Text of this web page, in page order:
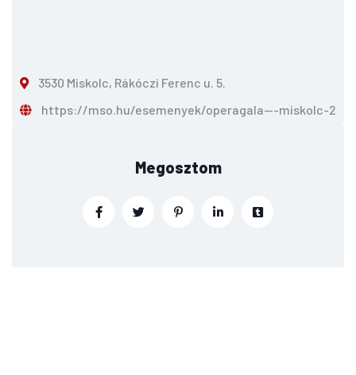
3530 Miskolc, Rákóczi Ferenc u. 5.
https://mso.hu/esemenyek/operagala---miskolc-2026-
Megosztom